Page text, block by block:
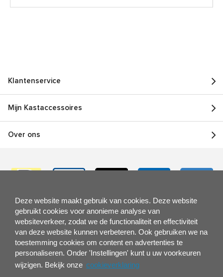
Deze website maakt gebruik van cookies. Deze website
gebruikt cookies voor anonieme analyse van
websiteverkeer, zodat we de functionaliteit en effectiviteit
van deze website kunnen verbeteren. Ook gebruiken we na
toestemming cookies om content en advertenties te
personaliseren. Onder 'Instellingen' kunt u uw voorkeuren
wijzigen. Bekijk onze cookieverklaring
Klantenservice
Mijn Kastaccessoires
Over ons
Hulp of advies nodig?